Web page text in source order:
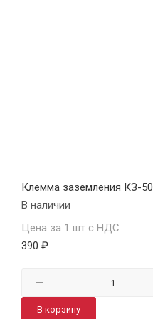
Клемма заземления КЗ-50
В наличии
Цена за 1 шт с НДС
390 ₽
В корзину